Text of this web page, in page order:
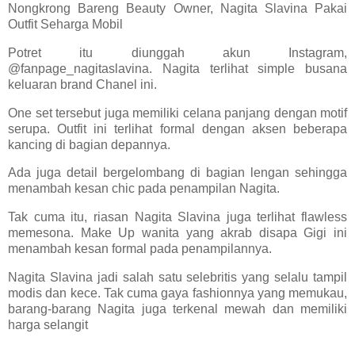
Nongkrong Bareng Beauty Owner, Nagita Slavina Pakai
Outfit Seharga Mobil
Potret itu diunggah akun Instagram,
@fanpage_nagitaslavina. Nagita terlihat simple busana
keluaran brand Chanel ini.
One set tersebut juga memiliki celana panjang dengan motif
serupa. Outfit ini terlihat formal dengan aksen beberapa
kancing di bagian depannya.
Ada juga detail bergelombang di bagian lengan sehingga
menambah kesan chic pada penampilan Nagita.
Tak cuma itu, riasan Nagita Slavina juga terlihat flawless
memesona. Make Up wanita yang akrab disapa Gigi ini
menambah kesan formal pada penampilannya.
Nagita Slavina jadi salah satu selebritis yang selalu tampil
modis dan kece. Tak cuma gaya fashionnya yang memukau,
barang-barang Nagita juga terkenal mewah dan memiliki
harga selangit